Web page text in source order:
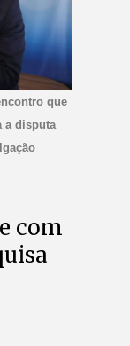
que
a disputa
com